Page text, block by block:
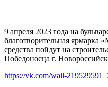
9 апреля 2023 года на
благотворительная
средства пойдут на
Победоносца г.
https://vk.com/wall-